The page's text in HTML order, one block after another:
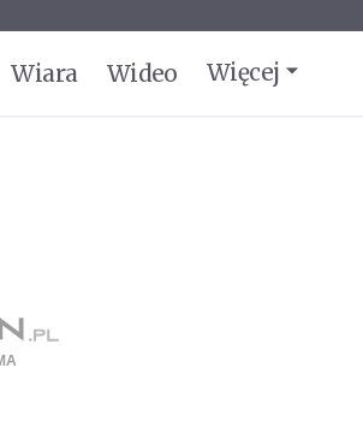
Wiara Wideo Więcej